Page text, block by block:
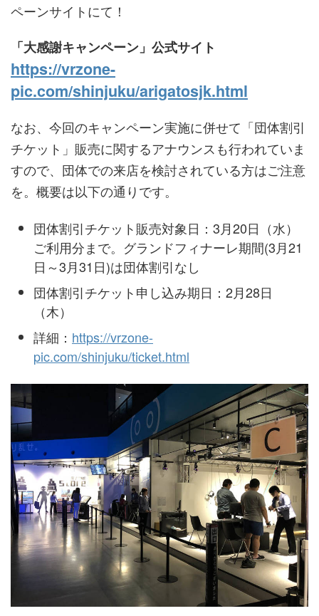
ペーンサイトにて！
「大感謝キャンペーン」公式サイト
https://vrzone-
pic.com/shinjuku/arigatosjk.html
なお、今回のキャンペーン実施に併せて「団体割引
チケット」販売に関するアナウンスも行われていま
すので、団体での来店を検討されている方はご注意
を。概要は以下の通りです。
団体割引チケット販売対象日：3月20日（水）
ご利用分まで。グランドフィナーレ期間(3月21
日～3月31日)は団体割引なし
団体割引チケット申し込み期日：2月28日
（木）
詳細： https://vrzone-
pic.com/shinjuku/ticket.html